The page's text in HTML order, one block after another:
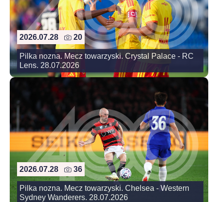
2026.07.28 20
Pilka nozna. Mecz towarzyski. Crystal Palace - RC
Lens. 28.07.2026
2026.07.28 36
Pilka nozna. Mecz towarzyski. Chelsea - Western
Sydney Wanderers. 28.07.2026